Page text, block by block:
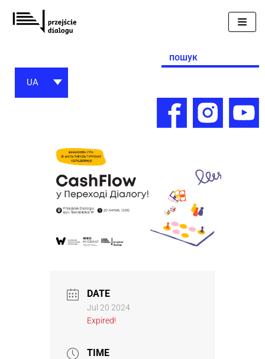
Перейти
до
Search
for:
UA
DATE
Jul 20 2024
Expired!
TIME